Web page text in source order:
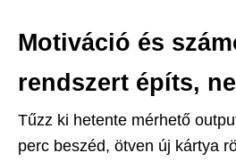
Motiváció és
rendszert építs,
Tűzz ki hetente mérhető
perc beszéd, ötven új kártya